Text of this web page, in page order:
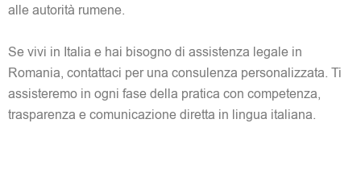
alle autorità rumene.
Se vivi in Italia e hai bisogno di assistenza legale in
Romania, contattaci per una consulenza personalizzata. Ti
assisteremo in ogni fase della pratica con competenza,
trasparenza e comunicazione diretta in lingua italiana.